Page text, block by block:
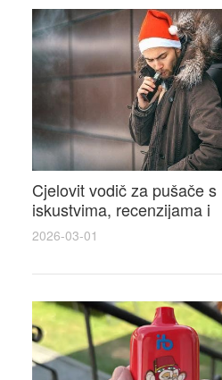
Cjelovit vodič za pušače s
iskustvima, recenzijama i
raspravama o e-cigarette
cigareta forum
2026-03-01